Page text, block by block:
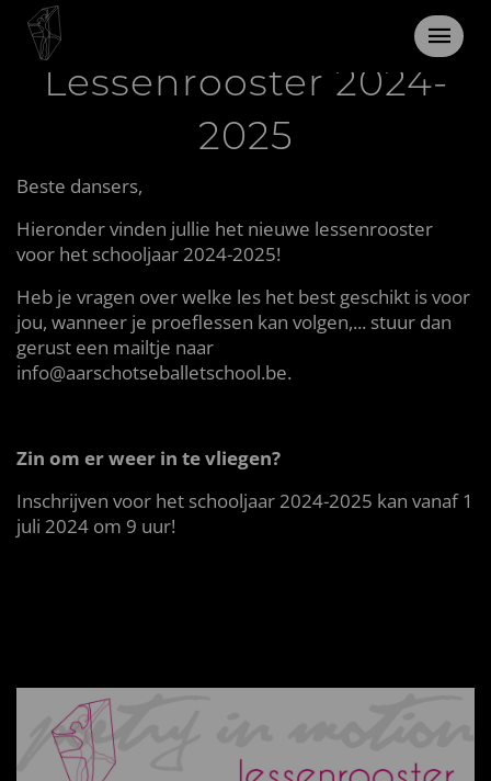
Lessenrooster 2024-
2025
Beste dansers,
Hieronder vinden jullie het nieuwe lessenrooster
voor het schooljaar 2024-2025!
Heb je vragen over welke les het best geschikt is voor
jou, wanneer je proeflessen kan volgen,... stuur dan
gerust een mailtje naar
info@aarschotseballetschool.be.
Zin om er weer in te vliegen?
Inschrijven voor het schooljaar 2024-2025 kan vanaf 1
juli 2024 om 9 uur!